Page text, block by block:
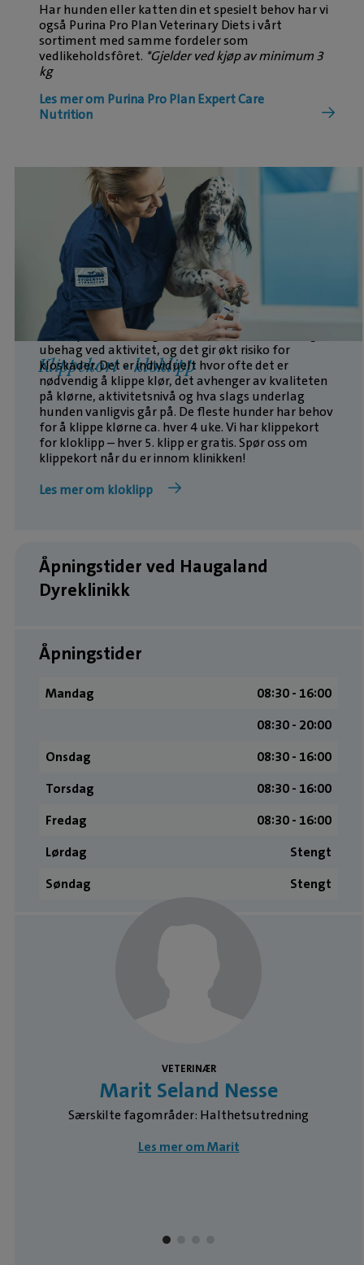
Har hunden eller katten din et spesielt behov har vi
også Purina Pro Plan Veterinary Diets i vårt
sortiment med samme fordeler som
vedlikeholdsfôret. *Gjelder ved kjøp av minimum 3
kg
Les mer om Purina Pro Plan Expert Care
Nutrition
Klippekort - kloklipp
Regelmessig kloklipp er viktig for å bevare trivsel og
sunne poter. For lange klør kan føre til smerte og
ubehag ved aktivitet, og det gir økt risiko for
kloskader. Det er individuelt hvor ofte det er
nødvendig å klippe klør, det avhenger av kvaliteten
på klørne, aktivitetsnivå og hva slags underlag
hunden vanligvis går på. De fleste hunder har behov
for å klippe klørne ca. hver 4 uke. Vi har klippekort
for kloklipp – hver 5. klipp er gratis. Spør oss om
klippekort når du er innom klinikken!
Les mer om kloklipp
Åpningstider ved Haugaland
Dyreklinikk
Åpningstider
Mandag
08:30 ­- 16:00
08:30 - 20:00
Onsdag
08:30 ­- 16:00
Torsdag
08:30 ­- 16:00
Fredag
08:30 ­- 16:00
Lørdag
Stengt
Søndag
Stengt
VETERINÆR
Marit Seland Nesse
Særskilte fagområder: Halthetsutredning
Les mer om Marit